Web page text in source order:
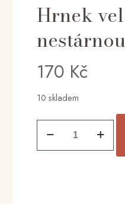
Hrnek
170 Kč
10 skladem
Bohyně